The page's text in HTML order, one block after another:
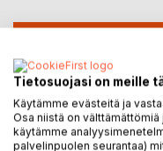
Lisää muistilistalle
Arvostele tuote
Tietosuojasi on meille
Käytämme evästeitä ja
Osa niistä on
käytämme
palvelinpuolen seurantaa)